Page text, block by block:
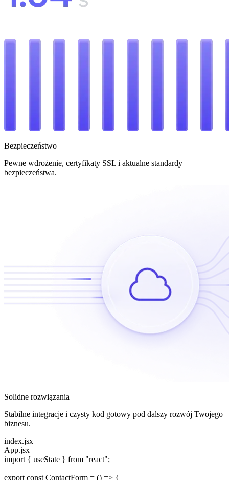
Bezpieczeństwo
Pewne wdrożenie, certyfikaty SSL i aktualne standardy
bezpieczeństwa.
Solidne rozwiązania
Stabilne integracje i czysty kod gotowy pod dalszy rozwój Twojego
biznesu.
index.jsx
App.jsx
import{ useState } from "react";
export const ContactForm = () => {